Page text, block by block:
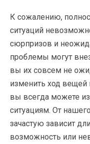
К сожалению,
ситуаций
сюрпризов и
проблемы могут
вы их совсем не
изменить ход вещей
вы всегда можете
ситуациям. От
зачастую зависит
возможность или